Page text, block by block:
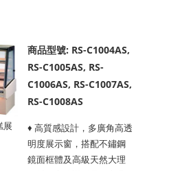
展
商品型號: RS-C1004AS,
RS-C1005AS, RS-
C1006AS, RS-C1007AS,
RS-C1008AS
♦ 高質感設計，多廣角高透
明度展示窗，搭配不鏽鋼
鏡面框體及高級天然大理